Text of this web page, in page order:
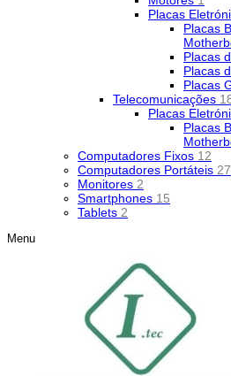
Placas
Placas
Placas
Placas
Placas
Telecomunicações
Placas
Placas
Computadores Fixos 12
Computadores Portáteis 27
Monitores 2
Smartphones 15
Tablets 2
Menu